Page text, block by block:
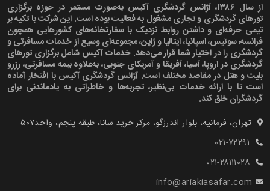
از سال ۱۳۸۶، آژانس گردشگری آکیس به‌صورت مستمر در حوزه برگزاری
تورهای گردشگری و تجاری مشغول به فعالیت بوده است. این شرکت با تکیه بر
تیمی حرفه‌ای و داشتن روابط نزدیک با سفارتخانه‌های کشورهایی همچون
فرانسه، سوئیس، اسپانیا، ایتالیا و ژاپن، مجموعه‌ای وسیع از خدمات مسافرتی و
گردشگری را در اختیار شما قرار می‌دهد. خدمات آکیس شامل برگزاری تورهای
گردشگری در اروپا، آسیا، آفریقا و آمریکای جنوبی، به‌علاوه بیمه مسافرتی، رزرو
بلیت و هتل در مقاصد مختلف است. آژانس گردشگری آکیس با افتخار آماده
است تا با ارائه خدمات بی‌نظیر، تجربه‌ها و خاطراتی به یادماندنی برای
گردشگران خلق کند.
تهران، فرمانیه، بلوار اندرزگو، مرکز خرید سانا، طبقه پنجم، واحد۵۰۷‍
۰۲۱-۷۲۲۹۱
۰۲۱-۲۸۱۱۱۰۲۸
info@ariakiasafar.com